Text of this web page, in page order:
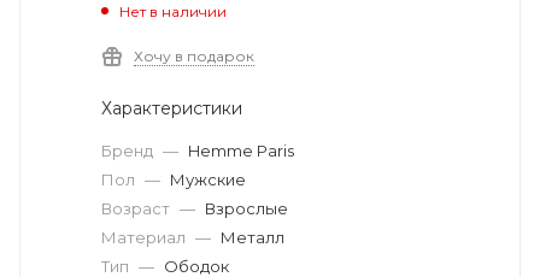
Нет в наличии
Хочу в подарок
Характеристики
Бренд — Hemme Paris
Пол — Мужские
Возраст — Взрослые
Материал — Металл
Тип — Ободок